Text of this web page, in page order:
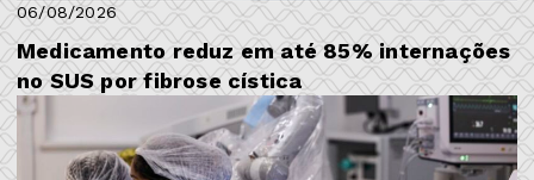
06/08/2026
Medicamento reduz em até 85% internações
no SUS por fibrose cística